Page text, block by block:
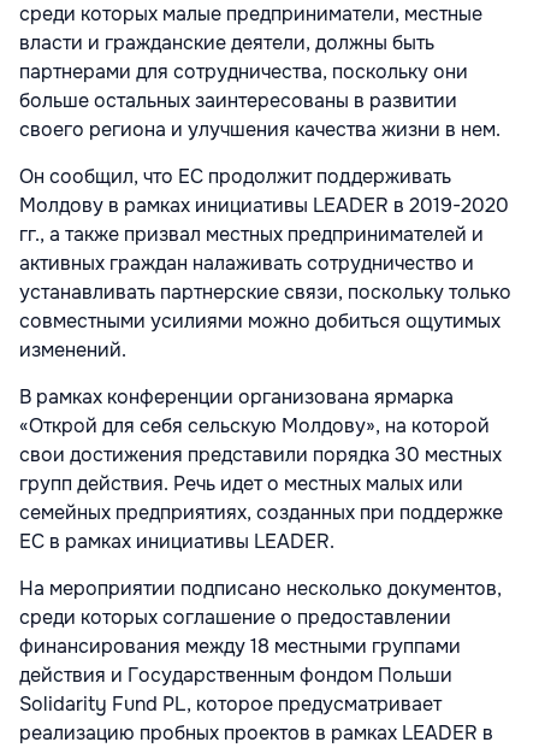
среди которых малые предприниматели, местные
власти и гражданские деятели, должны быть
партнерами для сотрудничества, поскольку они
больше остальных заинтересованы в развитии
своего региона и улучшения качества жизни в нем.
Он сообщил, что ЕС продолжит поддерживать
Молдову в рамках инициативы LEADER в 2019-2020
гг., а также призвал местных предпринимателей и
активных граждан налаживать сотрудничество и
устанавливать партнерские связи, поскольку только
совместными усилиями можно добиться ощутимых
изменений.
В рамках конференции организована ярмарка
«Открой для себя сельскую Молдову», на которой
свои достижения представили порядка 30 местных
групп действия. Речь идет о местных малых или
семейных предприятиях, созданных при поддержке
ЕС в рамках инициативы LEADER.
На мероприятии подписано несколько документов,
среди которых соглашение о предоставлении
финансирования между 18 местными группами
действия и Государственным фондом Польши
Solidarity Fund PL, которое предусматривает
реализацию пробных проектов в рамках LEADER в